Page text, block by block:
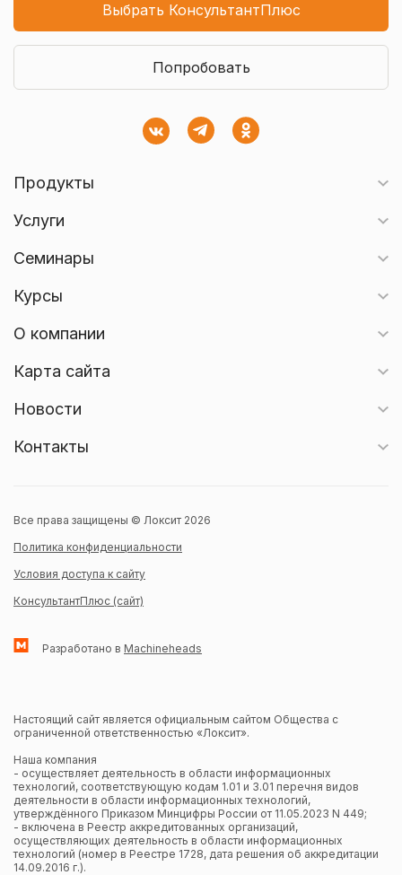
Выбрать КонсультантПлюс
Попробовать
Продукты
Услуги
Семинары
Курсы
О компании
Карта сайта
Новости
Контакты
Все права защищены © Локсит 2026
Политика конфиденциальности
Условия доступа к сайту
КонсультантПлюс (сайт)
Разработано в Machineheads
Настоящий сайт является официальным сайтом Общества с
ограниченной ответственностью «Локсит».
Наша компания
- осуществляет деятельность в области информационных
технологий, соответствующую кодам 1.01 и 3.01 перечня видов
деятельности в области информационных технологий,
утверждённого Приказом Минцифры России от 11.05.2023 N 449;
- включена в Реестр аккредитованных организаций,
осуществляющих деятельность в области информационных
технологий (номер в Реестре 1728, дата решения об аккредитации
14.09.2016 г.).